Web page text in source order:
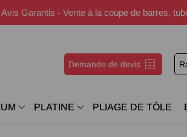
Garantis - Vente à la coupe de barres,
Demande de devis
PLATINE PLIAGE DE TÔLE